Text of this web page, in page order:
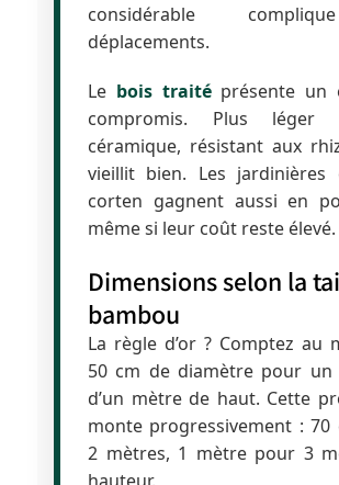
considérable
déplacements.
Le bois traitéprésente un
compromis. Plus
céramique, résistant aux
vieillit bien. Les jardinières
corten gagnent aussi en
même si leur coût reste élevé.
Dimensions selon la
bambou
La règle d’or ? Comptez au
50 cm de diamètre pour un
d’un mètre de haut. Cette
monte progressivement :
2 mètres, 1 mètre pour 3